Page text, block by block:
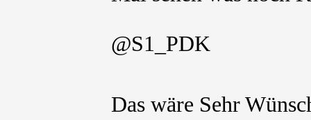
@S1_PDK
Das wäre Sehr